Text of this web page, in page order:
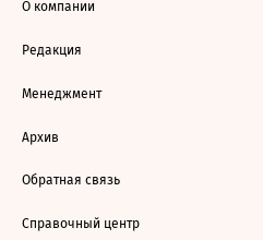
О компании
Редакция
Менеджмент
Архив
Обратная связь
Справочный центр